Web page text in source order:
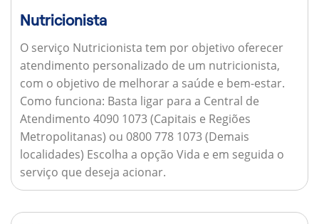
Nutricionista
O serviço Nutricionista tem por objetivo oferecer
atendimento personalizado de um nutricionista,
com o objetivo de melhorar a saúde e bem-estar.
Como funciona: Basta ligar para a Central de
Atendimento 4090 1073 (Capitais e Regiões
Metropolitanas) ou 0800 778 1073 (Demais
localidades) Escolha a opção Vida e em seguida o
serviço que deseja acionar.